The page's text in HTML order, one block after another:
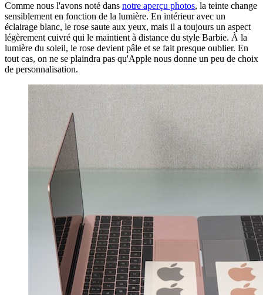
Comme nous l'avons noté dans notre aperçu photos, la teinte change
sensiblement en fonction de la lumière. En intérieur avec un
éclairage blanc, le rose saute aux yeux, mais il a toujours un aspect
légèrement cuivré qui le maintient à distance du style Barbie. À la
lumière du soleil, le rose devient pâle et se fait presque oublier. En
tout cas, on ne se plaindra pas qu'Apple nous donne un peu de choix
de personnalisation.